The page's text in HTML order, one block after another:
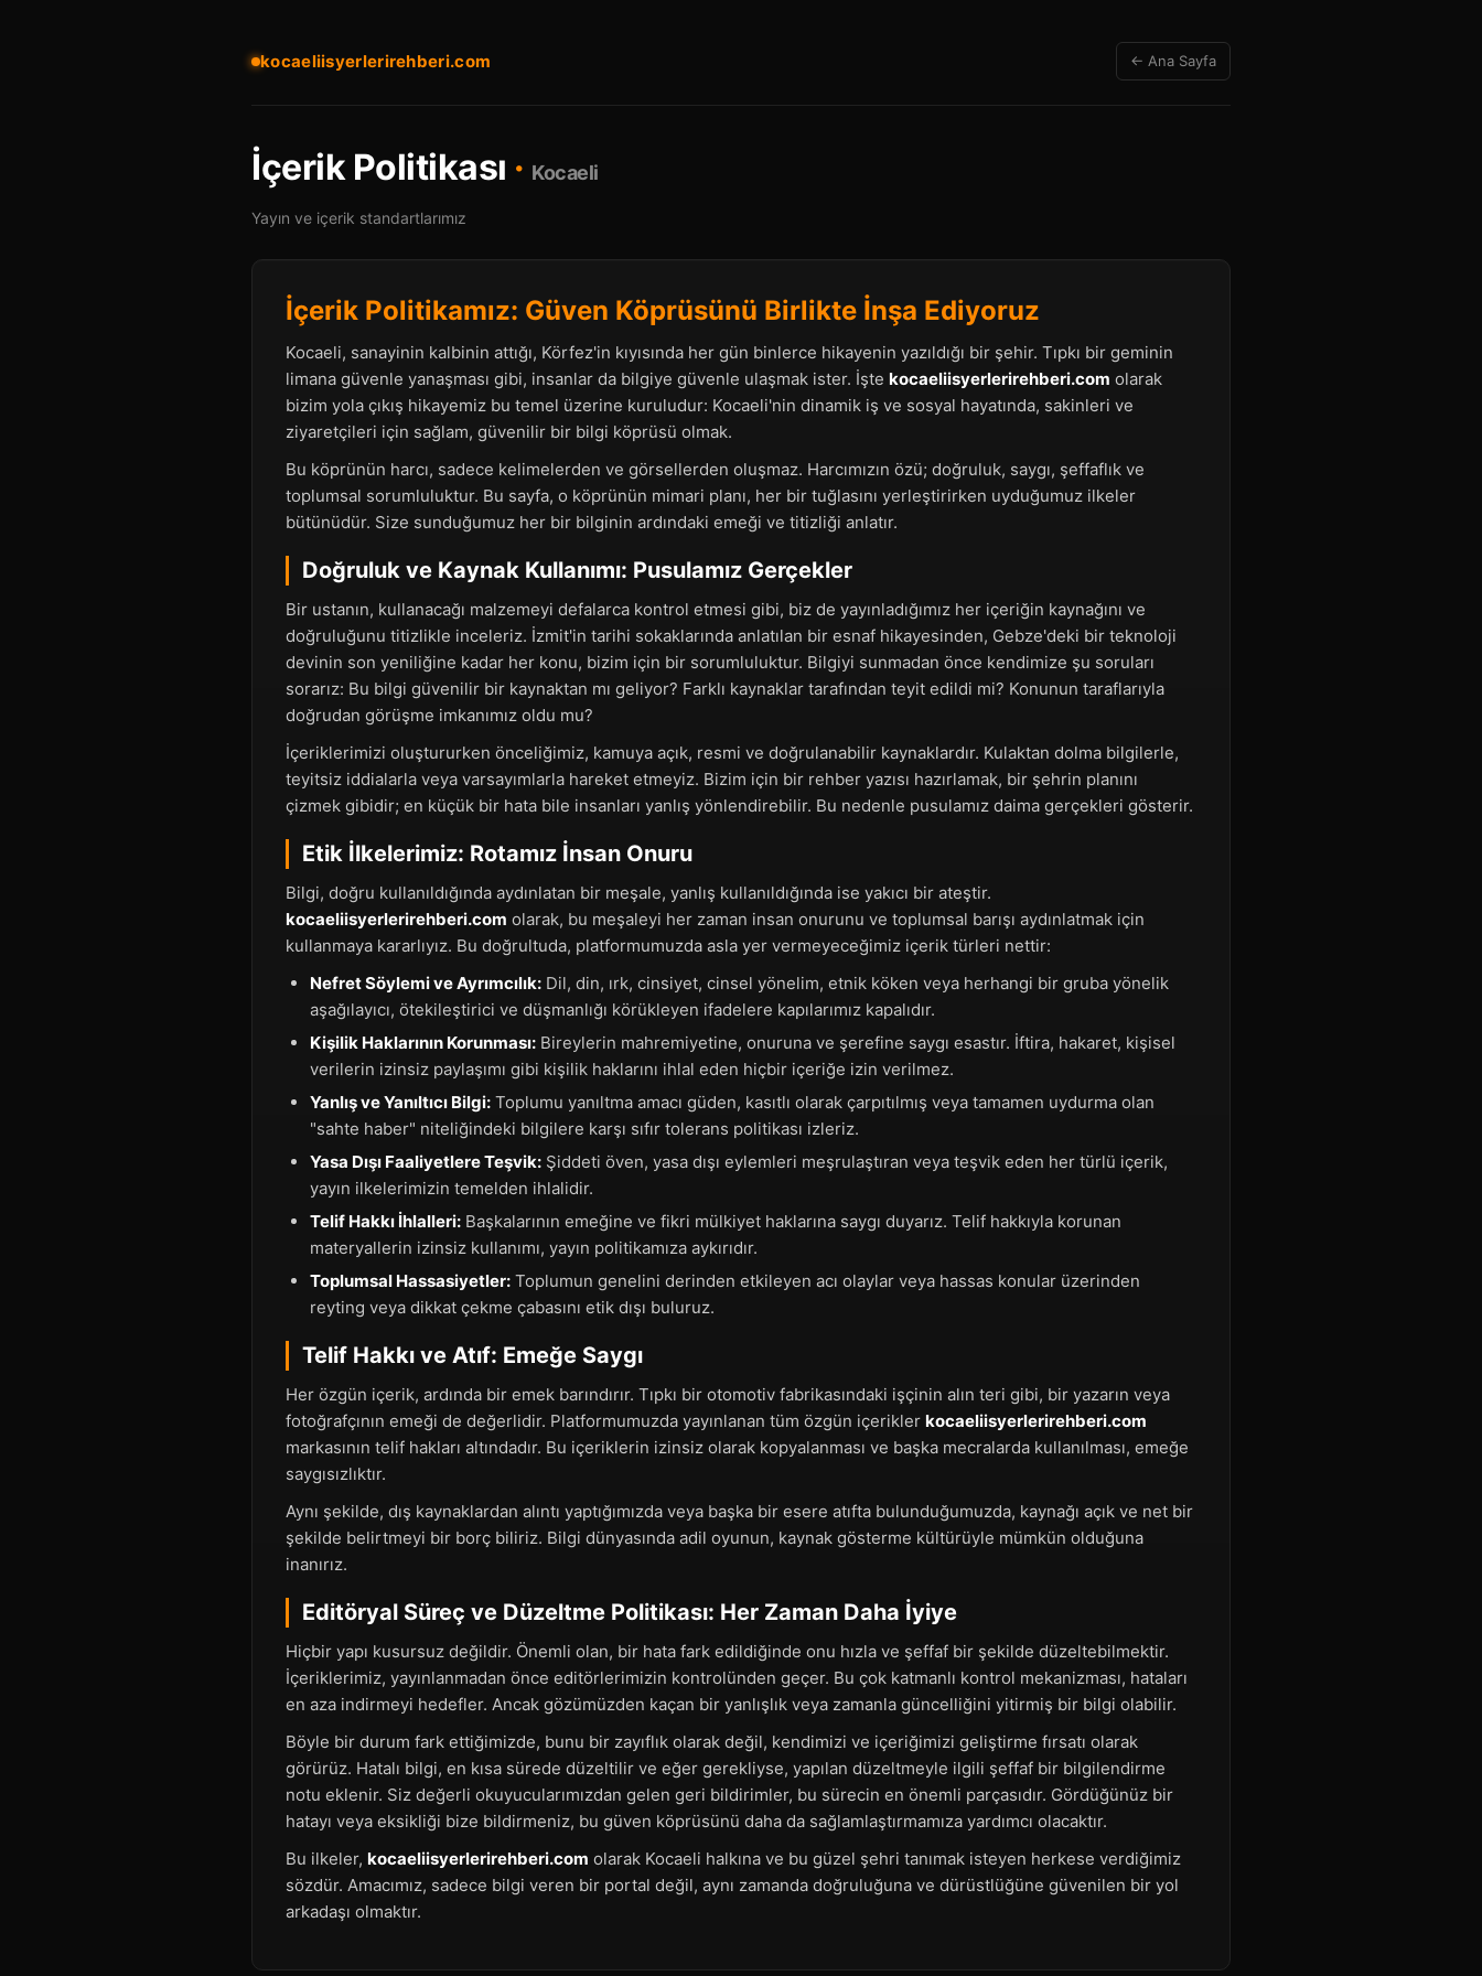
kocaeliisyerlerirehberi.com ← Ana Sayfa
İçerik Politikası · Kocaeli
Yayın ve içerik standartlarımız
İçerik Politikamız: Güven Köprüsünü Birlikte İnşa Ediyoruz
Kocaeli, sanayinin kalbinin attığı, Körfez'in kıyısında her gün binlerce hikayenin yazıldığı bir şehir. Tıpkı bir geminin
limana güvenle yanaşması gibi, insanlar da bilgiye güvenle ulaşmak ister. İşte kocaeliisyerlerirehberi.com olarak
bizim yola çıkış hikayemiz bu temel üzerine kuruludur: Kocaeli'nin dinamik iş ve sosyal hayatında, sakinleri ve
ziyaretçileri için sağlam, güvenilir bir bilgi köprüsü olmak.
Bu köprünün harcı, sadece kelimelerden ve görsellerden oluşmaz. Harcımızın özü; doğruluk, saygı, şeffaflık ve
toplumsal sorumluluktur. Bu sayfa, o köprünün mimari planı, her bir tuğlasını yerleştirirken uyduğumuz ilkeler
bütünüdür. Size sunduğumuz her bir bilginin ardındaki emeği ve titizliği anlatır.
Doğruluk ve Kaynak Kullanımı: Pusulamız Gerçekler
Bir ustanın, kullanacağı malzemeyi defalarca kontrol etmesi gibi, biz de yayınladığımız her içeriğin kaynağını ve
doğruluğunu titizlikle inceleriz. İzmit'in tarihi sokaklarında anlatılan bir esnaf hikayesinden, Gebze'deki bir teknoloji
devinin son yeniliğine kadar her konu, bizim için bir sorumluluktur. Bilgiyi sunmadan önce kendimize şu soruları
sorarız: Bu bilgi güvenilir bir kaynaktan mı geliyor? Farklı kaynaklar tarafından teyit edildi mi? Konunun taraflarıyla
doğrudan görüşme imkanımız oldu mu?
İçeriklerimizi oluştururken önceliğimiz, kamuya açık, resmi ve doğrulanabilir kaynaklardır. Kulaktan dolma bilgilerle,
teyitsiz iddialarla veya varsayımlarla hareket etmeyiz. Bizim için bir rehber yazısı hazırlamak, bir şehrin planını
çizmek gibidir; en küçük bir hata bile insanları yanlış yönlendirebilir. Bu nedenle pusulamız daima gerçekleri gösterir.
Etik İlkelerimiz: Rotamız İnsan Onuru
Bilgi, doğru kullanıldığında aydınlatan bir meşale, yanlış kullanıldığında ise yakıcı bir ateştir.
kocaeliisyerlerirehberi.com olarak, bu meşaleyi her zaman insan onurunu ve toplumsal barışı aydınlatmak için
kullanmaya kararlıyız. Bu doğrultuda, platformumuzda asla yer vermeyeceğimiz içerik türleri nettir:
Nefret Söylemi ve Ayrımcılık: Dil, din, ırk, cinsiyet, cinsel yönelim, etnik köken veya herhangi bir gruba yönelik
aşağılayıcı, ötekileştirici ve düşmanlığı körükleyen ifadelere kapılarımız kapalıdır.
Kişilik Haklarının Korunması: Bireylerin mahremiyetine, onuruna ve şerefine saygı esastır. İftira, hakaret, kişisel
verilerin izinsiz paylaşımı gibi kişilik haklarını ihlal eden hiçbir içeriğe izin verilmez.
Yanlış ve Yanıltıcı Bilgi: Toplumu yanıltma amacı güden, kasıtlı olarak çarpıtılmış veya tamamen uydurma olan
"sahte haber" niteliğindeki bilgilere karşı sıfır tolerans politikası izleriz.
Yasa Dışı Faaliyetlere Teşvik: Şiddeti öven, yasa dışı eylemleri meşrulaştıran veya teşvik eden her türlü içerik,
yayın ilkelerimizin temelden ihlalidir.
Telif Hakkı İhlalleri: Başkalarının emeğine ve fikri mülkiyet haklarına saygı duyarız. Telif hakkıyla korunan
materyallerin izinsiz kullanımı, yayın politikamıza aykırıdır.
Toplumsal Hassasiyetler: Toplumun genelini derinden etkileyen acı olaylar veya hassas konular üzerinden
reyting veya dikkat çekme çabasını etik dışı buluruz.
Telif Hakkı ve Atıf: Emeğe Saygı
Her özgün içerik, ardında bir emek barındırır. Tıpkı bir otomotiv fabrikasındaki işçinin alın teri gibi, bir yazarın veya
fotoğrafçının emeği de değerlidir. Platformumuzda yayınlanan tüm özgün içerikler kocaeliisyerlerirehberi.com
markasının telif hakları altındadır. Bu içeriklerin izinsiz olarak kopyalanması ve başka mecralarda kullanılması, emeğe
saygısızlıktır.
Aynı şekilde, dış kaynaklardan alıntı yaptığımızda veya başka bir esere atıfta bulunduğumuzda, kaynağı açık ve net bir
şekilde belirtmeyi bir borç biliriz. Bilgi dünyasında adil oyunun, kaynak gösterme kültürüyle mümkün olduğuna
inanırız.
Editöryal Süreç ve Düzeltme Politikası: Her Zaman Daha İyiye
Hiçbir yapı kusursuz değildir. Önemli olan, bir hata fark edildiğinde onu hızla ve şeffaf bir şekilde düzeltebilmektir.
İçeriklerimiz, yayınlanmadan önce editörlerimizin kontrolünden geçer. Bu çok katmanlı kontrol mekanizması, hataları
en aza indirmeyi hedefler. Ancak gözümüzden kaçan bir yanlışlık veya zamanla güncelliğini yitirmiş bir bilgi olabilir.
Böyle bir durum fark ettiğimizde, bunu bir zayıflık olarak değil, kendimizi ve içeriğimizi geliştirme fırsatı olarak
görürüz. Hatalı bilgi, en kısa sürede düzeltilir ve eğer gerekliyse, yapılan düzeltmeyle ilgili şeffaf bir bilgilendirme
notu eklenir. Siz değerli okuyucularımızdan gelen geri bildirimler, bu sürecin en önemli parçasıdır. Gördüğünüz bir
hatayı veya eksikliği bize bildirmeniz, bu güven köprüsünü daha da sağlamlaştırmamıza yardımcı olacaktır.
Bu ilkeler, kocaeliisyerlerirehberi.com olarak Kocaeli halkına ve bu güzel şehri tanımak isteyen herkese verdiğimiz
sözdür. Amacımız, sadece bilgi veren bir portal değil, aynı zamanda doğruluğuna ve dürüstlüğüne güvenilen bir yol
arkadaşı olmaktır.